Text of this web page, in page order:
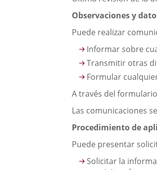
Observaciones y
Puede realizar
Informar sobre
Transmitir otras
Formular
A través del
Las comunicaciones
Procedimiento de
Puede presentar
Solicitar la